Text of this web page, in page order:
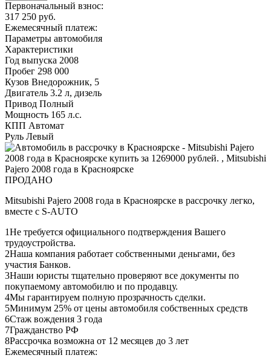
Первоначальный взнос:
317 250 руб.
Ежемесячный платеж:
Параметры автомобиля
Характеристики
Год выпуска 2008
Пробег 298 000
Кузов Внедорожник, 5
Двигатель 3.2 л, дизель
Привод Полный
Мощность 165 л.с.
КПП Автомат
Руль Левый
ПРОДАНО
Mitsubishi Pajero 2008 года в Красноярске в рассрочку легко,
вместе с S-AUTO
1Не требуется официального подтверждения Вашего
трудоустройства.
2Наша компания работает собственными деньгами, без
участия Банков.
3Наши юристы тщательно проверяют все документы по
покупаемому автомобилю и по продавцу.
4Мы гарантируем полную прозрачность сделки.
5Минимум 25% от цены автомобиля собственных средств
6Стаж вождения 3 года
7Гражданство РФ
8Рассрочка возможна от 12 месяцев до 3 лет
Ежемесячный платеж: